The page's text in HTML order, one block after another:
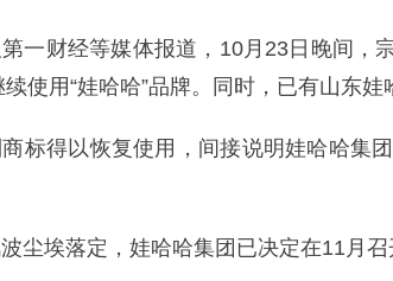
一财经等媒体报道，10月23日晚间，
使用“娃哈哈”品牌。同时，已有山东
标得以恢复使用，间接说明娃哈哈集
尘埃落定，娃哈哈集团已决定在11月召